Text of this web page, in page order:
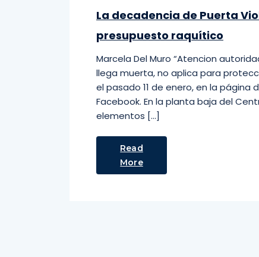
La decadencia de Puerta
presupuesto raquítico
Marcela Del Muro “Atencion
llega muerta, no aplica para
el pasado 11 de enero, en la página
Facebook. En la planta baja del
elementos […]
Read
More